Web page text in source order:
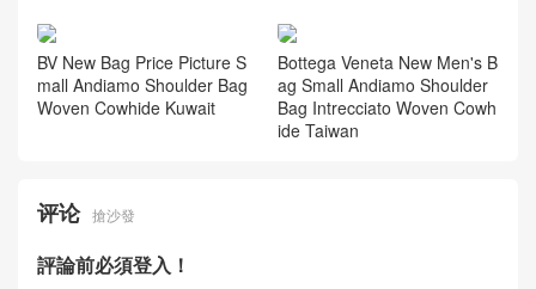
BV New Bag Price Picture S
mall Andiamo Shoulder Bag
Woven Cowhide Kuwait
Bottega Veneta New Men's B
ag Small Andiamo Shoulder
Bag Intrecciato Woven Cowh
ide Taiwan
评论 搶沙發
評論前必須登入！